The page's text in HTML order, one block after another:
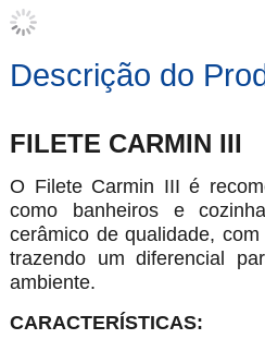
Descrição do
FILETE CARMIN III
O Filete Carmin III é
como banheiros e
cerâmico de qualidade,
trazendo um diferencial
ambiente.
CARACTERÍSTICAS: